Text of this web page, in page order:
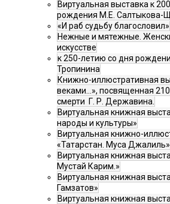
Виртуальная выставка к
рождения М.Е. Салтыкова-
«И раб судьбу благословил»
Нежные и мятежные.
искусстве
к 250-летию со дня
Тропинина
Книжно-иллюстративная
веками…», посвященная
смерти Г. Р. Державина.
Виртуальная книжная
народы и культуры»
Виртуальная книжно-
«Татарстан. Муса Джалиль»
Виртуальная книжная
Мустай Карим.»
Виртуальная книжная
Гамзатов»
Виртуальная книжная